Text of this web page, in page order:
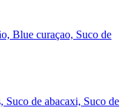
Blue curaçao, Suco de
Suco de abacaxi, Suco de